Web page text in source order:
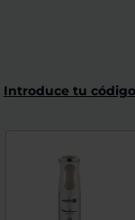
Introduce tu